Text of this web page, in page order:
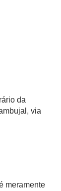
da
via
meramente